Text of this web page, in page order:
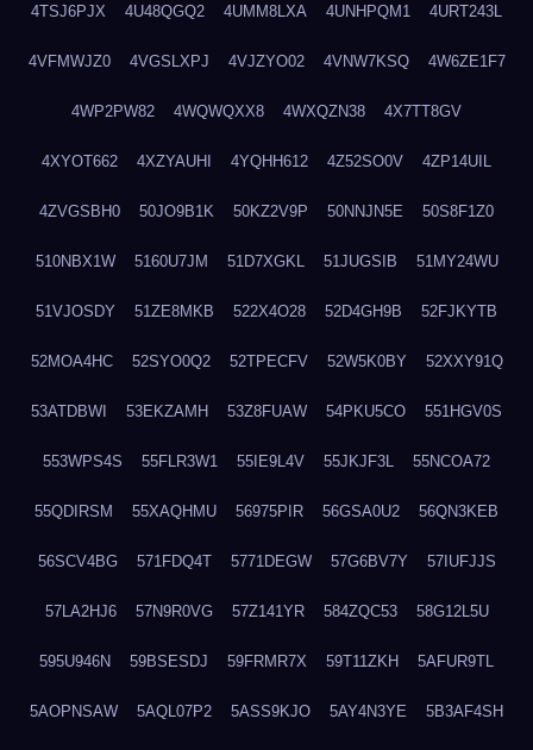
4TSJ6PJX 4U48QGQ2 4UMM8LXA 4UNHPQM1 4URT243L
4VFMWJZ0 4VGSLXPJ 4VJZYO02 4VNW7KSQ 4W6ZE1F7
4WP2PW82 4WQWQXX8 4WXQZN38 4X7TT8GV
4XYOT662 4XZYAUHI 4YQHH612 4Z52SO0V 4ZP14UIL
4ZVGSBH0 50JO9B1K 50KZ2V9P 50NNJN5E 50S8F1Z0
510NBX1W 5160U7JM 51D7XGKL 51JUGSIB 51MY24WU
51VJOSDY 51ZE8MKB 522X4O28 52D4GH9B 52FJKYTB
52MOA4HC 52SYO0Q2 52TPECFV 52W5K0BY 52XXY91Q
53ATDBWI 53EKZAMH 53Z8FUAW 54PKU5CO 551HGV0S
553WPS4S 55FLR3W1 55IE9L4V 55JKJF3L 55NCOA72
55QDIRSM 55XAQHMU 56975PIR 56GSA0U2 56QN3KEB
56SCV4BG 571FDQ4T 5771DEGW 57G6BV7Y 57IUFJJS
57LA2HJ6 57N9R0VG 57Z141YR 584ZQC53 58G12L5U
595U946N 59BSESDJ 59FRMR7X 59T11ZKH 5AFUR9TL
5AOPNSAW 5AQL07P2 5ASS9KJO 5AY4N3YE 5B3AF4SH